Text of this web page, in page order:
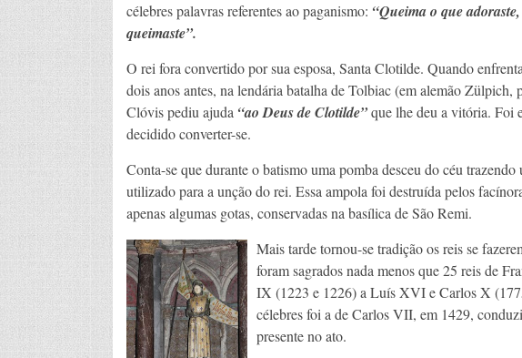
célebres palavras referentes ao paganismo: “Queima o que
queimaste”.
O rei fora convertido por sua esposa, Santa Clotilde. Quando
dois anos antes, na lendária batalha de Tolbiac (em alemão Zülpich,
Clóvis pediu ajuda “ao Deus de Clotilde”que lhe deu a vitória. Foi
decidido converter-se.
Conta-se que durante o batismo uma pomba desceu do céu
utilizado para a unção do rei. Essa ampola foi destruída pelos
apenas algumas gotas, conservadas na basílica de São Remi.
Mais tarde tornou-se tradição os reis se
foram sagrados nada menos que 25 reis de
IX (1223 e 1226) a Luís XVI e Carlos X
célebres foi a de Carlos VII, em 1429,
presente no ato.